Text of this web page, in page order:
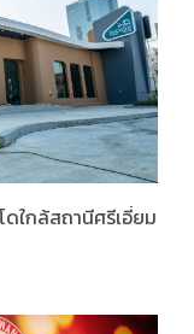
ดใกล้สถานีศรีเอี่ยม